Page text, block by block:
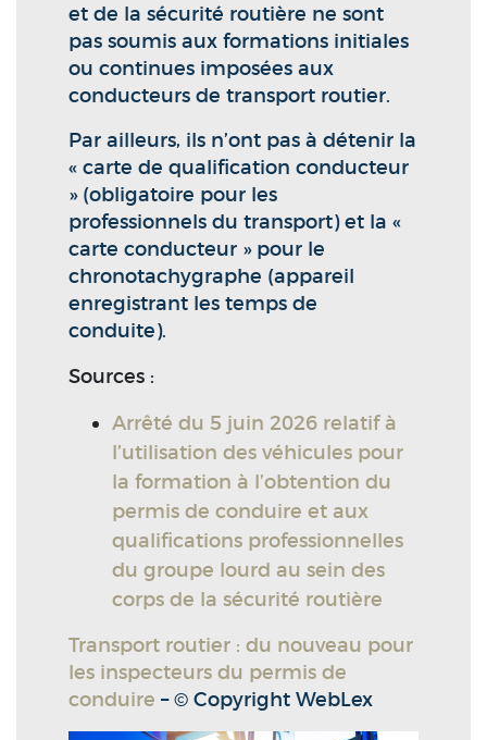
et de la sécurité routière ne sont
pas soumis aux formations initiales
ou continues imposées aux
conducteurs de transport routier.
Par ailleurs, ils n’ont pas à détenir la
« carte de qualification conducteur
» (obligatoire pour les
professionnels du transport) et la «
carte conducteur » pour le
chronotachygraphe (appareil
enregistrant les temps de
conduite).
Sources :
Arrêté du 5 juin 2026 relatif à
l’utilisation des véhicules pour
la formation à l’obtention du
permis de conduire et aux
qualifications professionnelles
du groupe lourd au sein des
corps de la sécurité routière
Transport routier : du nouveau pour
les inspecteurs du permis de
conduire – © Copyright WebLex